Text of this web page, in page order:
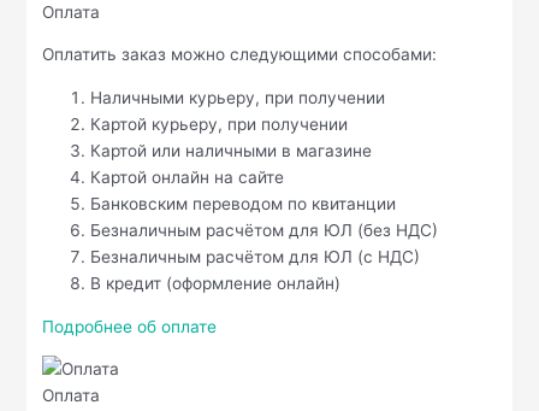
Оплата
Оплатить заказ можно следующими способами:
Наличными курьеру, при получении
Картой курьеру, при получении
Картой или наличными в магазине
Картой онлайн на сайте
Банковским переводом по квитанции
Безналичным расчётом для ЮЛ (без НДС)
Безналичным расчётом для ЮЛ (с НДС)
В кредит (оформление онлайн)
Подробнее об оплате
Оплата